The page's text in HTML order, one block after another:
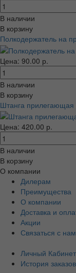
В наличии
В корзину
Полкодержатель на
Цена: 90.00 р.
В наличии
В корзину
Штанга прилегающая
Цена: 420.00 р.
В наличии
В корзину
О компании
Дилерам
Преимущества
О компании
Доставка и
Акции
Связаться с
Личный Кабинет
История заказов